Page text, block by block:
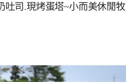
吐司.現烤蛋塔~小而美休閒牧